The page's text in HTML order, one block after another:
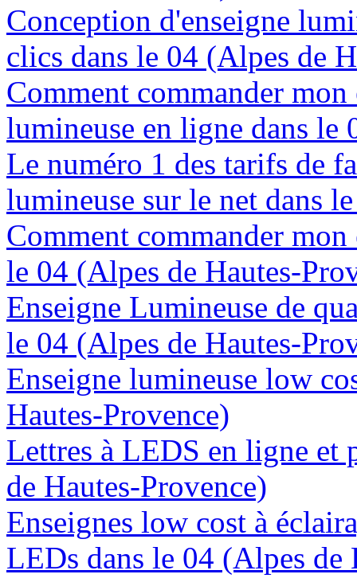
Conception d'enseigne
clics dans le 04 (Alpes de
Comment commander
lumineuse en ligne dans le
Le numéro 1 des tarifs de
lumineuse sur le net dans
Comment commander
le 04 (Alpes de Hautes-
Enseigne Lumineuse de
le 04 (Alpes de Hautes-
Enseigne lumineuse low
Hautes-Provence)
Lettres à LEDS en ligne et
de Hautes-Provence)
Enseignes low cost à
LEDs dans le 04 (Alpes de